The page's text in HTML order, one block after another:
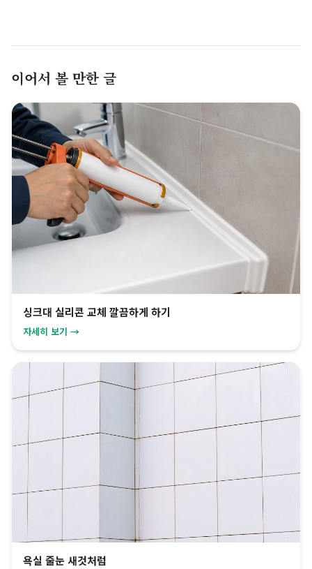
이어서 볼 만한 글
싱크대 실리콘 교체 깔끔하게 하기
자세히 보기 →
욕실 줄눈 새것처럼